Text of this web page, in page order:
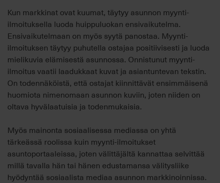
Kun markkinat ovat kuumat, täytyy asunnon myynti-
ilmoituksella luoda huippuluokan ensivaikutelma.
Ensivaikutelmaan on myös syytä panostaa. Myynti-
ilmoituksen täytyy puhutella ostajaa positiivisesti ja luoda
mielikuvia elämisestä asunnossa. Onnistunut myynti-
ilmoitus vaatii laadukkaat kuvat ja asiantuntevan tekstin.
On todennäköistä, että ostajat kiinnittävät ensimmäisenä
huomiota nimenomaan asunnon kuviin, joten niiden on
oltava hyvälaatuisia ja todenmukaisia.
Myös mainonta sosiaalisessa mediassa on yhtä
tärkeässä roolissa kuin myynti-ilmoitukset
asuntoportaaleissa, joten välittäjältä kannattaa selvittää
millä tavalla hän tai hänen edustamansa välitysliike
hyödyntää sosiaalista mediaa asunnon markkinoinnissa.